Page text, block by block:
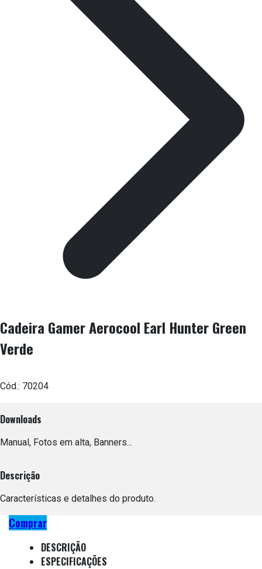
Cadeira Gamer Aerocool Earl Hunter Green
Verde
Cód.: 70204
Downloads
Manual, Fotos em alta, Banners...
Descrição
Características e detalhes do produto.
Comprar
DESCRIÇÃO
ESPECIFICAÇÕES